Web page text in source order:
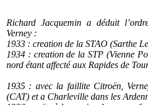
Richard Jacquemin a déduit
Verney :
1933 : creation de la STAO (Sarthe
1934 : creation de la STP (Vienne
nord étant affecté aux Rapides de
1935 : avec la faillite Citroën,
(CAT) et a Charleville dans les